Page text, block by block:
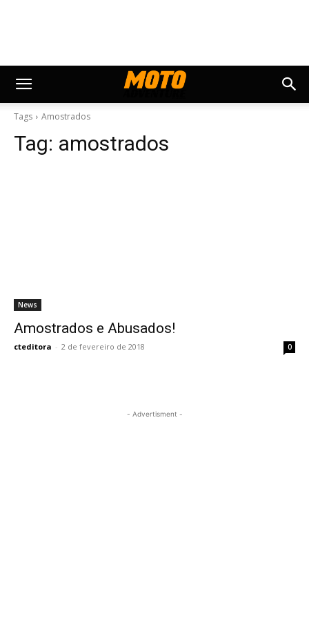
Tags Amostrados
Tag: amostrados
News
Amostrados e Abusados!
cteditora - 2 de fevereiro de 2018 0
- Advertisment -